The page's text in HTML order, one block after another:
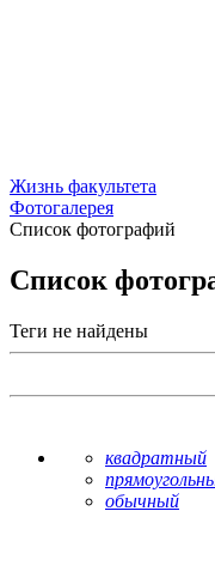
Жизнь факультета
Фотогалерея
Список фотографий
Список
Теги не найдены
квадратный
обычный